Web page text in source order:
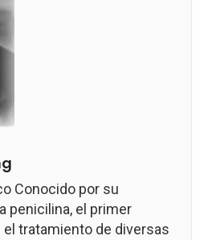
Conocido por su
penicilina, el primer
tratamiento de diversas